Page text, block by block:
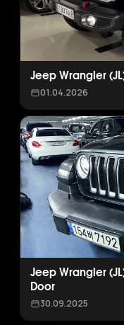
Jeep Wrangler
01.04.2026
Jeep Wrangler
Door
30.09.2025